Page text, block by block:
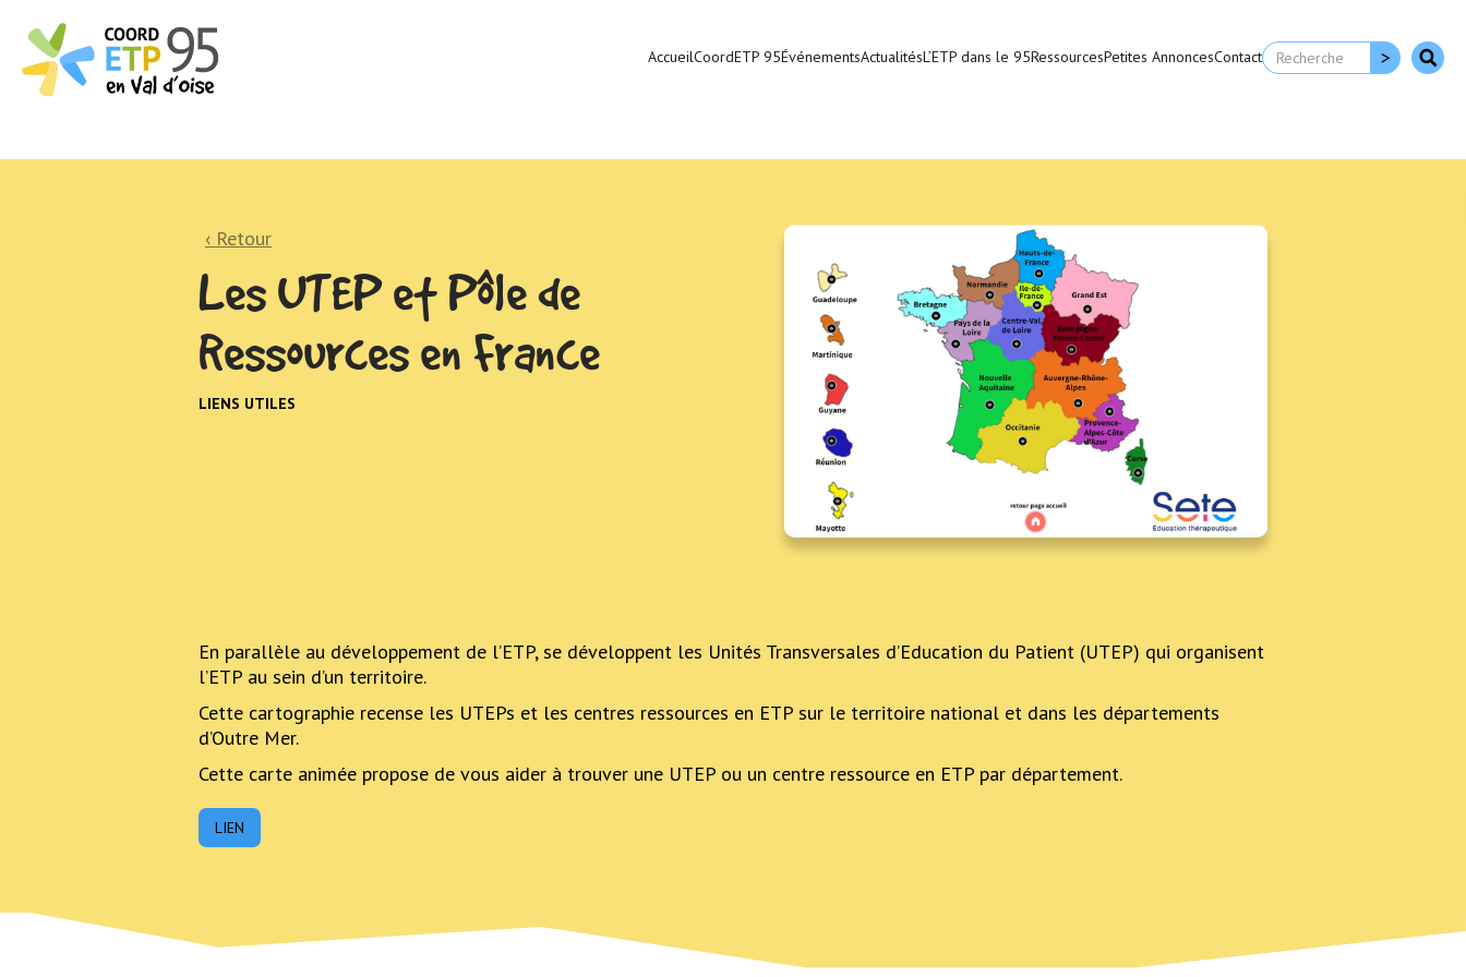
AccueilCoordETP 95ÉvénementsActualitésL’ETP dans le 95RessourcesPetites AnnoncesContact
‹ Retour
Les UTEP et Pôle de
Ressources en France
LIENS UTILES
En parallèle au développement de l’ETP, se développent les Unités Transversales d’Education du Patient (UTEP) qui organisent
l’ETP au sein d’un territoire.
Cette cartographie recense les UTEPs et les centres ressources en ETP sur le territoire national et dans les départements
d’Outre Mer.
Cette carte animée propose de vous aider à trouver une UTEP ou un centre ressource en ETP par département.
LIEN